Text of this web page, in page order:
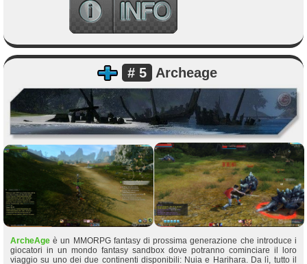
# 5 Archeage
ArcheAge è un MMORPG fantasy di prossima generazione che introduce i
giocatori in un mondo fantasy sandbox dove potranno cominciare il loro
viaggio su uno dei due continenti disponibili: Nuia e Harihara. Da lì, tutto il